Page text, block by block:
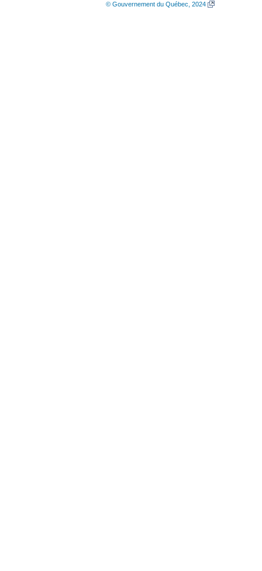
© Gouvernement du Québec, 2024